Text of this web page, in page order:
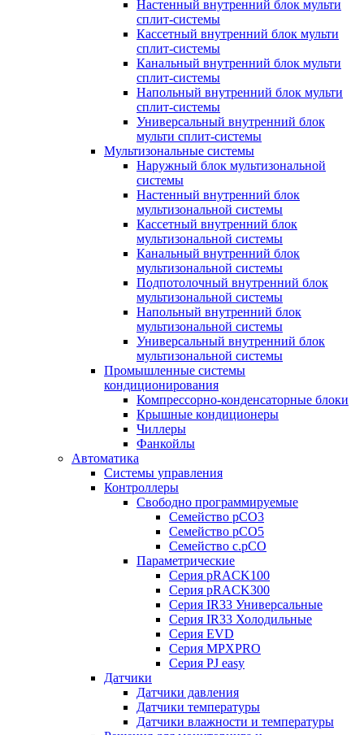
Настенный внутренний блок мульти
сплит-системы
Кассетный внутренний блок мульти
сплит-системы
Канальный внутренний блок мульти
сплит-системы
Напольный внутренний блок мульти
сплит-системы
Универсальный внутренний блок
мульти сплит-системы
Мультизональные системы
Наружный блок мультизональной
системы
Настенный внутренний блок
мультизональной системы
Кассетный внутренний блок
мультизональной системы
Канальный внутренний блок
мультизональной системы
Подпотолочный внутренний блок
мультизональной системы
Напольный внутренний блок
мультизональной системы
Универсальный внутренний блок
мультизональной системы
Промышленные системы
кондиционирования
Компрессорно-конденсаторные блоки
Крышные кондиционеры
Чиллеры
Фанкойлы
Автоматика
Системы управления
Контроллеры
Свободно программируемые
Семейство pCO3
Семейство pCO5
Семейство c.pCO
Параметрические
Серия pRACK100
Серия pRACK300
Серия IR33 Универсальные
Серия IR33 Холодильные
Серия EVD
Серия MPXPRO
Серия PJ easy
Датчики
Датчики давления
Датчики температуры
Датчики влажности и температуры